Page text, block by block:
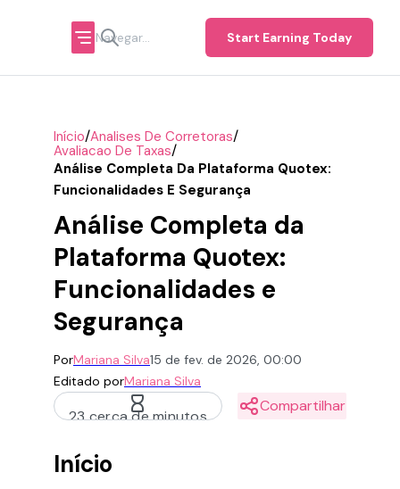
Start Earning Today
Início/Analises De Corretoras/
Avaliacao De Taxas/
Análise Completa Da Plataforma Quotex:
Funcionalidades E Segurança
Análise Completa da
Plataforma Quotex:
Funcionalidades e
Segurança
PorMariana Silva15 de fev. de 2026, 00:00
Editado porMariana Silva
23 cerca de minutos
Compartilhar
Início